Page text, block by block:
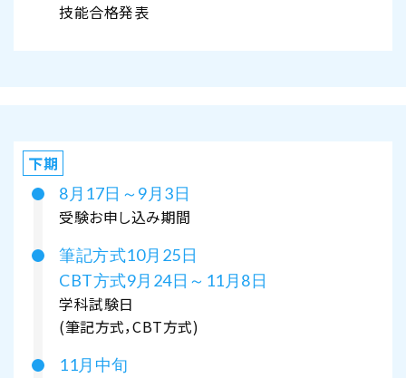
技能合格発表
下期
8月17日～9月3日
受験お申し込み期間
筆記方式10月25日
CBT方式9月24日～11月8日
学科試験日
(筆記方式，CBT方式)
11月中旬